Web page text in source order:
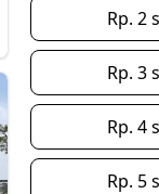
Rp. 2
Rp. 3
Rp. 4
Rp. 5